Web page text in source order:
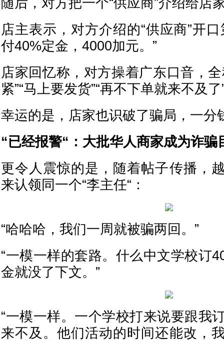
随后，对方把一个“供应商”介绍给店
店主表示，对方介绍的“供应商”开
付40%定金，4000加元。”
店家回忆称，对方操着广东口音，
紧”“马上要发货”“再不下单就来不及
幸运的是，店家也识破了骗局，一分
“已经报警“：大批华人商家成为诈骗
更令人震惊的是，随着帖子传播，
来认领同一个“李主任“：
“哈哈哈，我们一周就被骗两回。”
“一模一样的套路。什么中文学校订
金就没了下文。”
“一模一样。一个学校打来说要跟我
来不及。他们活动的时间还能改，